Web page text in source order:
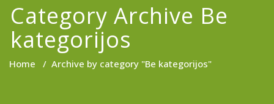
Category Archive Be
kategorijos
Home / Archive by category "Be kategorijos"